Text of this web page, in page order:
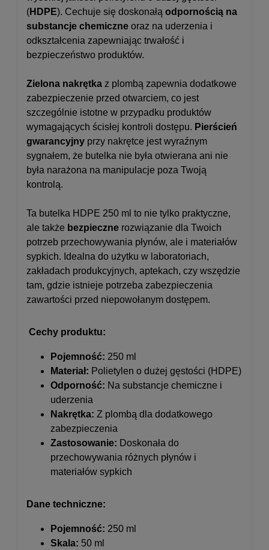
(HDPE). Cechuje się doskonałą odpornością na
substancje chemiczne oraz na uderzenia i
odkształcenia zapewniając trwałość i
bezpieczeństwo produktów.
Zielona nakrętka z plombą zapewnia dodatkowe
zabezpieczenie przed otwarciem, co jest
szczególnie istotne w przypadku produktów
wymagających ścisłej kontroli dostępu. Pierścień
gwarancyjny przy nakrętce jest wyraźnym
sygnałem, że butelka nie była otwierana ani nie
była narażona na manipulacje poza Twoją
kontrolą.
Ta butelka HDPE 250 ml to nie tylko praktyczne,
ale także bezpieczne rozwiązanie dla Twoich
potrzeb przechowywania płynów, ale i materiałów
sypkich. Idealna do użytku w laboratoriach,
zakładach produkcyjnych, aptekach, czy wszędzie
tam, gdzie istnieje potrzeba zabezpieczenia
zawartości przed niepowołanym dostępem.
Cechy produktu:
Pojemność: 250 ml
Materiał: Polietylen o dużej gęstości (HDPE)
Odporność: Na substancje chemiczne i
uderzenia
Nakrętka: Z plombą dla dodatkowego
zabezpieczenia
Zastosowanie: Doskonała do
przechowywania różnych płynów i
materiałów sypkich
Dane techniczne:
Pojemność: 250 ml
Skala: 50 ml